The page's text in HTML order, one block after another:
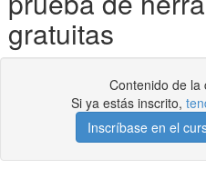
gratuitas
Contenido de la
Si ya estás inscrito,
Inscríbase en el